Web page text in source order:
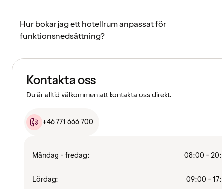
Hur bokar jag ett hotellrum anpassat för
funktionsnedsättning?
Kontakta oss
Du är alltid välkommen att kontakta oss direkt.
+46 771 666 700
Måndag - fredag: 08:00 -
Lördag: 09:00 -